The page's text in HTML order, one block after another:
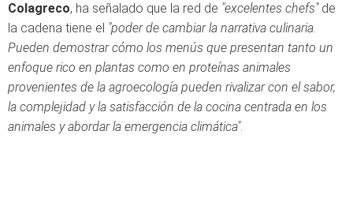
Colagreco, ha señalado que la red de "excelentes chefs"de
la cadena tiene el "poder de cambiar la narrativa culinaria.
Pueden demostrar cómo los menús que presentan tanto un
enfoque rico en plantas como en proteínas animales
provenientes de la agroecología pueden rivalizar con el sabor,
la complejidad y la satisfacción de la cocina centrada en los
animales y abordar la emergencia climática".